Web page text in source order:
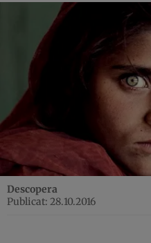
Descopera
Publicat: 28.10.2016